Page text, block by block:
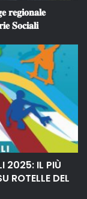
𝐫𝐞𝐠𝐢𝐨𝐧𝐚𝐥𝐞
𝐒𝐨𝐜𝐢𝐚𝐥𝐢
2025: IL PIÙ
ROTELLE DEL